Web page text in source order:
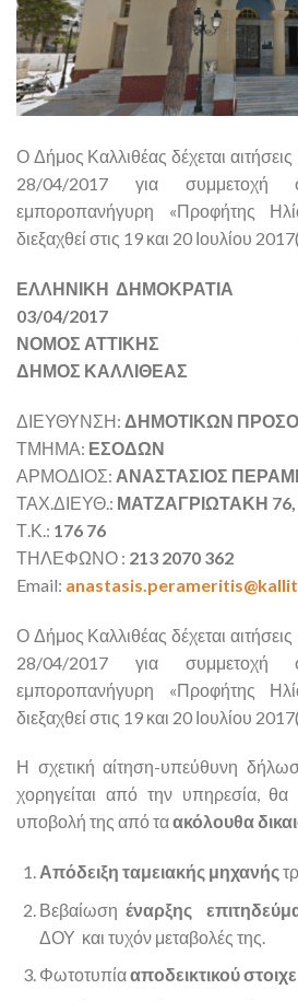
Ο Δήμος Καλλιθέας δέχεται
28/04/2017 για συμμετοχή
εμποροπανήγυρη «Προφήτης
διεξαχθεί στις 19 και 20 Ιουλίου
ΕΛΛΗΝΙΚΗ
03/04/2017
ΝΟΜΟΣ ΑΤΤΙΚΗΣ
ΔΗΜΟΣ ΚΑΛΛΙΘΕΑΣ
ΔΙΕΥΘΥΝΣΗ: ΔΗΜΟΤΙΚΩΝ
ΤΜΗΜΑ: ΕΣΟΔΩΝ
ΑΡΜΟΔΙΟΣ: ΑΝΑΣΤΑΣΙΟΣ
ΤΑΧ.ΔΙΕΥΘ.: ΜΑΤΖΑΓΡΙΩΤΑΚΗ 76,
Τ.Κ.: 176 76
ΤΗΛΕΦΩΝΟ : 213 2070 362
Email:
Ο Δήμος Καλλιθέας δέχεται
28/04/2017 για συμμετοχή
εμποροπανήγυρη «Προφήτης
διεξαχθεί στις 19 και 20 Ιουλίου
Η σχετική αίτηση-υπεύθυνη
χορηγείται από την υπηρεσία, θα
υποβολή της από ταακόλουθα
Απόδειξη ταμειακής μηχανής
Βεβαίωση έναρξης
ΔΟΥ και τυχόν μεταβολές της.
Φωτοτυπίααποδεικτικού